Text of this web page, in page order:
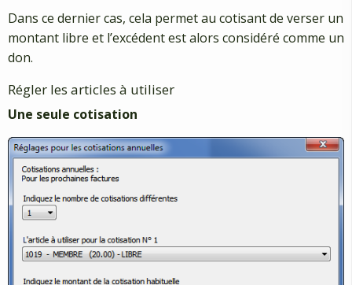
Dans ce dernier cas, cela permet au cotisant de verser un
montant libre et l’excédent est alors considéré comme un
don.
Régler les articles à utiliser
Une seule cotisation